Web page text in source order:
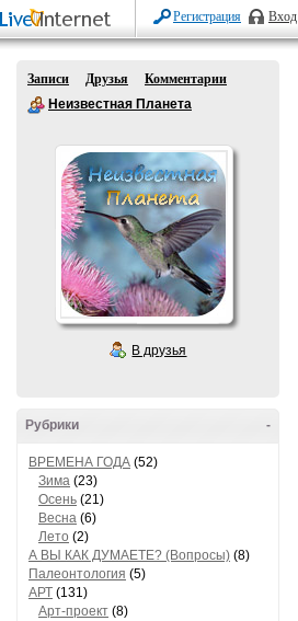
Регистрация Вход
Записи Друзья
Комментарии
Неизвестная Планета
В друзья
-
Рубрики
ВРЕМЕНА ГОДА (52)
Зима (23)
Осень (21)
Весна (6)
Лето (2)
А ВЫ КАК ДУМАЕТЕ? (Вопросы) (8)
Палеонтология (5)
АРТ (131)
Арт-проект (8)